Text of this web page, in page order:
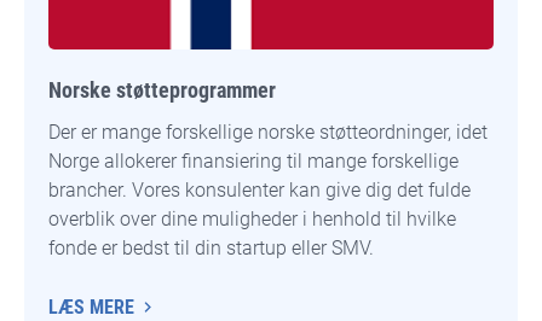
Norske støtteprogrammer
Der er mange forskellige norske støtteordninger, idet
Norge allokerer finansiering til mange forskellige
brancher. Vores konsulenter kan give dig det fulde
overblik over dine muligheder i henhold til hvilke
fonde er bedst til din startup eller SMV.
LÆS MERE